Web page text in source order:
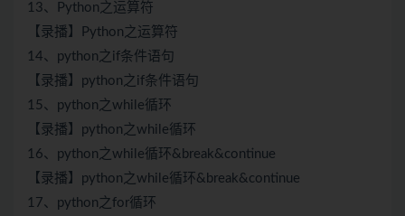
13、Python之运算符
【录播】Python之运算符
14、python之if条件语句
【录播】python之if条件语句
15、python之while循环
【录播】python之while循环
16、python之while循环&break&continue
【录播】python之while循环&break&continue
17、python之for循环